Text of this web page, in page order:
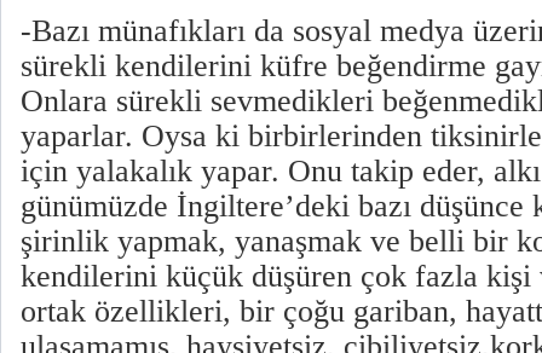
-Bazı münafıkları da sosyal medya
sürekli kendilerini küfre beğendirme
Onlara sürekli sevmedikleri
yaparlar. Oysa ki birbirlerinden
için yalakalık yapar. Onu takip eder,
günümüzde İngiltere’deki bazı düşünce
şirinlik yapmak, yanaşmak ve belli bir
kendilerini küçük düşüren çok fazla kişi
ortak özellikleri, bir çoğu gariban,